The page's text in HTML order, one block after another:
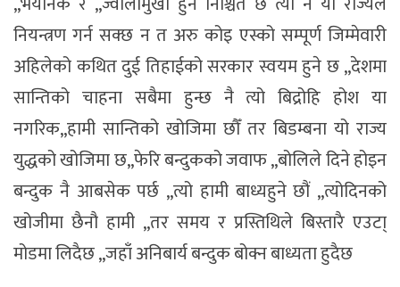
नियन्त्रण गर्न सक्छ न त अरु कोइ एस्को सम्पूर्ण जिम्मेवारी
अहिलेको कथित दुई तिहाईको सरकार स्वयम हुने छ ,,देशमा
सान्तिको चाहना सबैमा हुन्छ नै त्यो बिद्रोहि होश या
नगरिक,,हामी सान्तिको खोजिमा छौँ तर बिडम्बना यो राज्य
युद्धको खोजिमा छ,,फेरि बन्दुकको जवाफ ,,बोलिले दिने होइन
बन्दुक नै आबसेक पर्छ ,,त्यो हामी बाध्यहुने छौं ,,त्योदिनको
खोजीमा छैनौ हामी ,,तर समय र प्रस्तिथिले बिस्तारै एउटा्
मोडमा लिदैछ ,,जहाँ अनिबार्य बन्दुक बोक्न बाध्यता हुदैछ